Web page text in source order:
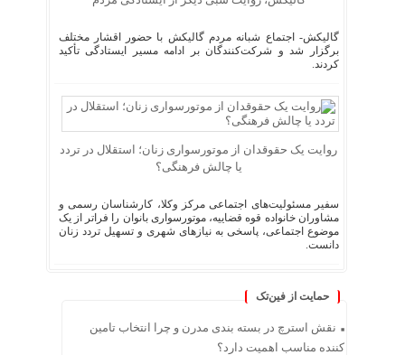
گالیکش- اجتماع شبانه مردم گالیکش با حضور اقشار مختلف
برگزار شد و شرکت‌کنندگان بر ادامه مسیر ایستادگی تأکید
کردند.
روایت یک حقوقدان از موتورسواری زنان؛ استقلال در تردد
یا چالش فرهنگی؟
سفیر مسئولیت‌های اجتماعی مرکز وکلا، کارشناسان رسمی و
مشاوران خانواده قوه قضاییه، موتورسواری بانوان را فراتر از یک
موضوع اجتماعی، پاسخی به نیازهای شهری و تسهیل تردد زنان
دانست.
حمایت از فین‌تک
نقش استرچ در بسته‌ بندی مدرن و چرا انتخاب تامین
‌کننده مناسب اهمیت دارد؟